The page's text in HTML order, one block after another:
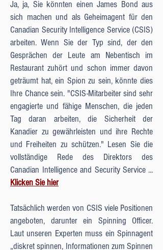
Ja, ja, Sie könnten einen James Bond aus
sich machen und als Geheimagent für den
Canadian Security Intelligence Service (CSIS)
arbeiten. Wenn Sie der Typ sind, der den
Gesprächen der Leute am Nebentisch im
Restaurant zuhört und schon immer davon
geträumt hat, ein Spion zu sein, könnte dies
Ihre Chance sein. "CSIS-Mitarbeiter sind sehr
engagierte und fähige Menschen, die jeden
Tag daran arbeiten, die Sicherheit der
Kanadier zu gewährleisten und ihre Rechte
und Freiheiten zu schützen." Lesen Sie die
vollständige Rede des Direktors des
Canadian Intelligence and Security Service ...
Klicken Sie hier
Tatsächlich werden von CSIS viele Positionen
angeboten, darunter ein Spinning Officer.
Laut unseren Experten muss ein Spinnagent
„diskret spinnen, Informationen zum Spinnen